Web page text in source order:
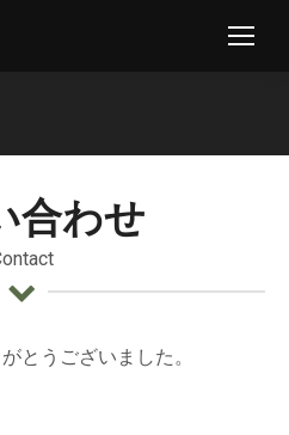
合わせ
とうございました。